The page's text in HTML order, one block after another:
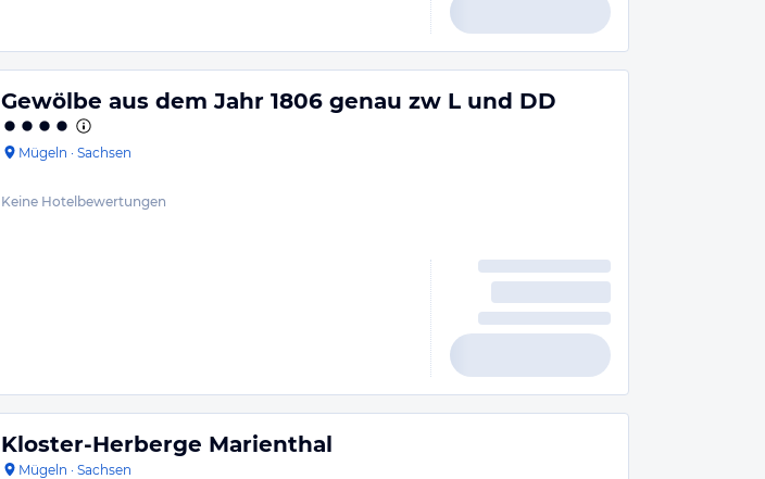
Gewölbe aus dem Jahr 1806 genau zw L und DD
Mügeln · Sachsen
Keine Hotelbewertungen
Kloster-Herberge Marienthal
Mügeln · Sachsen